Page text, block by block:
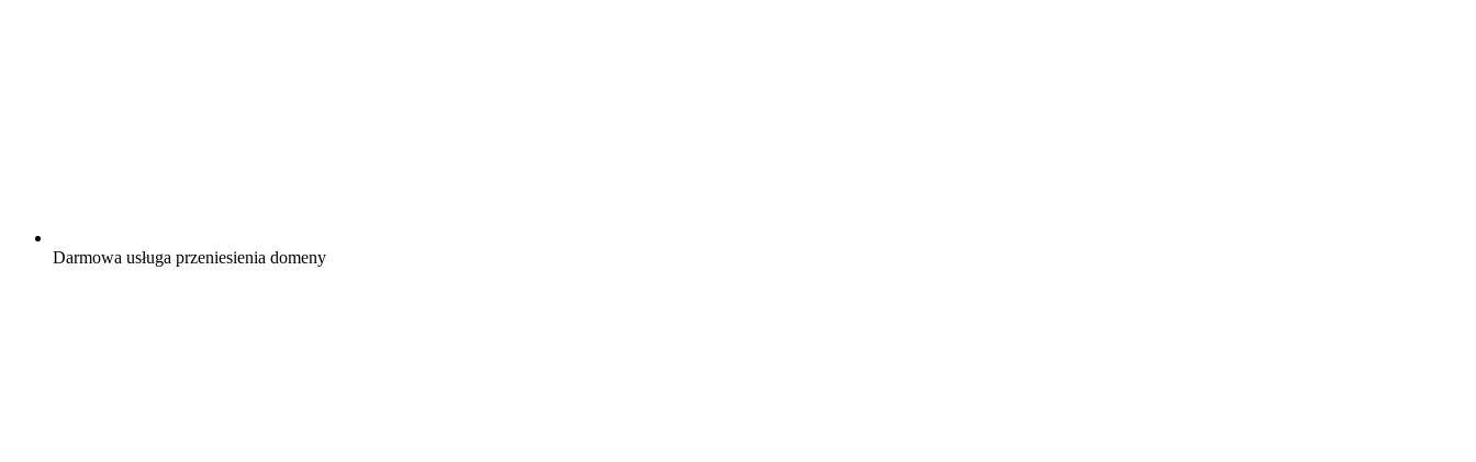
Darmowa usługa przeniesienia domeny